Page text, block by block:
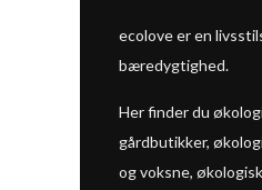
ecolove er en
bæredygtighed.
Her finder du
gårdbutikker,
og voksne,